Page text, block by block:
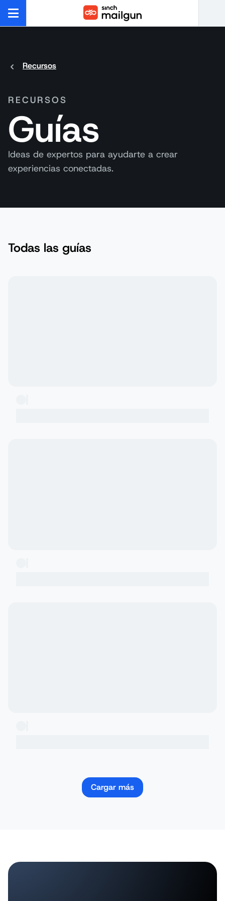
Recursos
RECURSOS
Guías
Ideas de expertos para ayudarte a crear
experiencias conectadas.
Todas las guías
Cargar más